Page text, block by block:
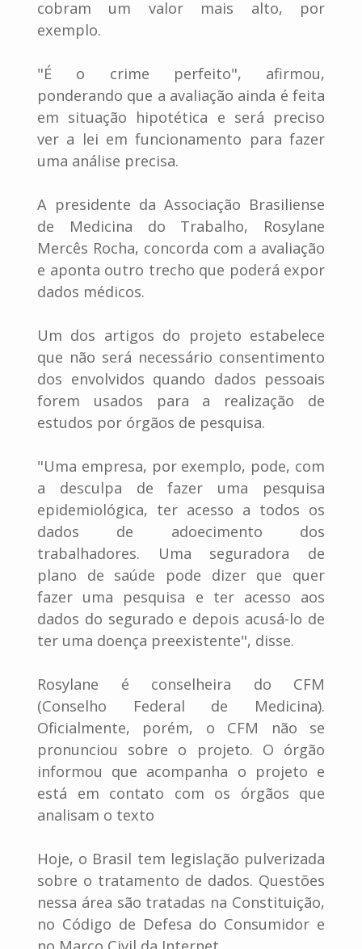
cobram um valor mais alto, por
exemplo.
"É o crime perfeito", afirmou,
ponderando que a avaliação ainda é feita
em situação hipotética e será preciso
ver a lei em funcionamento para fazer
uma análise precisa.
A presidente da Associação Brasiliense
de Medicina do Trabalho, Rosylane
Mercês Rocha, concorda com a avaliação
e aponta outro trecho que poderá expor
dados médicos.
Um dos artigos do projeto estabelece
que não será necessário consentimento
dos envolvidos quando dados pessoais
forem usados para a realização de
estudos por órgãos de pesquisa.
"Uma empresa, por exemplo, pode, com
a desculpa de fazer uma pesquisa
epidemiológica, ter acesso a todos os
dados de adoecimento dos
trabalhadores. Uma seguradora de
plano de saúde pode dizer que quer
fazer uma pesquisa e ter acesso aos
dados do segurado e depois acusá-lo de
ter uma doença preexistente", disse.
Rosylane é conselheira do CFM
(Conselho Federal de Medicina).
Oficialmente, porém, o CFM não se
pronunciou sobre o projeto. O órgão
informou que acompanha o projeto e
está em contato com os órgãos que
analisam o texto
Hoje, o Brasil tem legislação pulverizada
sobre o tratamento de dados. Questões
nessa área são tratadas na Constituição,
no Código de Defesa do Consumidor e